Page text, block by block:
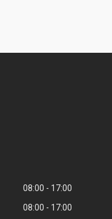
08:00
17:00
08:00
17:00